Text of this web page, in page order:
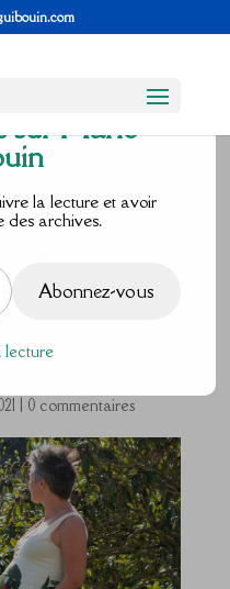
se
bien
| 0 commentaires
sur Marie
la lecture et avoir
des archives.
Abonnez-vous
lecture